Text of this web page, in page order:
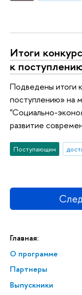
Главная:
О программе
Партнеры
Выпускники
Итоги
к
Подведены итоги
поступлению» на
"Социально-
развитие
Поступающим